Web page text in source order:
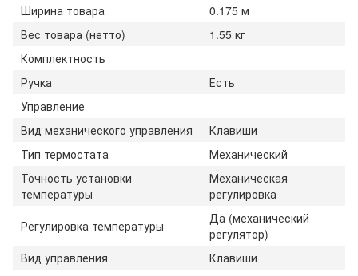
Ширина товара
0.175 м
Вес товара (нетто)
1.55 кг
Комплектность
Ручка
Есть
Управление
Вид механического управления
Клавиши
Тип термостата
Механический
Точность установки
температуры
Механическая
регулировка
Регулировка температуры
Да (механический
регулятор)
Вид управления
Клавиши